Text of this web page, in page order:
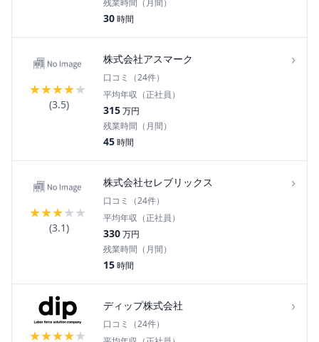
残業時間（月間）
30時間
★★★★★
(3.5)
株式会社アスマーク ›
口コミ（24件）
平均年収（正社員）
315万円
残業時間（月間）
45時間
★★★★★
(3.1)
株式会社セレブリックス ›
口コミ（24件）
平均年収（正社員）
330万円
残業時間（月間）
15時間
★★★★★
ディップ株式会社 ›
口コミ（24件）